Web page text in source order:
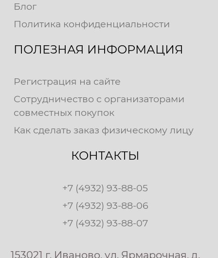
Блог
Политика конфиденциальности
ПОЛЕЗНАЯ ИНФОРМАЦИЯ
Регистрация на сайте
Сотрудничество с организаторами
совместных покупок
Как сделать заказ физическому лицу
КОНТАКТЫ
+7 (4932) 93-88-05
+7 (4932) 93-88-06
+7 (4932) 93-88-07
153021 г. Иваново, ул. Ярмарочная, д.